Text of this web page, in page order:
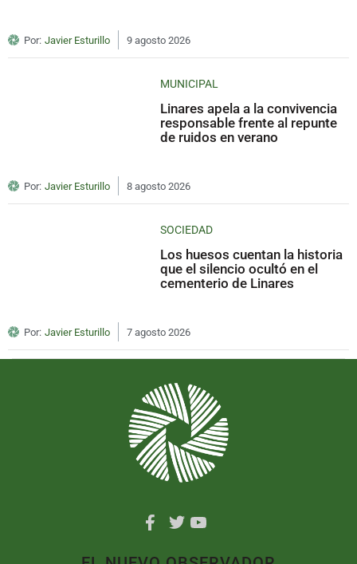
Por: Javier Esturillo 9 agosto 2026
MUNICIPAL
Linares apela a la convivencia
responsable frente al repunte
de ruidos en verano
Por: Javier Esturillo 8 agosto 2026
SOCIEDAD
Los huesos cuentan la historia
que el silencio ocultó en el
cementerio de Linares
Por: Javier Esturillo 7 agosto 2026